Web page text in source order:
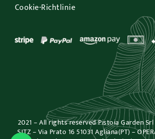
Cookie-Richtlinie
2021 – All rights reserved Pistoia Garden Srl
SITZ – Via Prato 16 51031 Agliana(PT) –